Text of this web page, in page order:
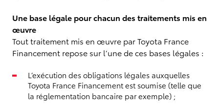
Une base légale pour chacun des traitements mis en
œuvre
Tout traitement mis en œuvre par Toyota France
Financement repose sur l’une de ces bases légales :
L’exécution des obligations légales auxquelles
Toyota France Financement est soumise (telle que
la réglementation bancaire par exemple) ;